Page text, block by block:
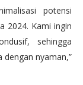
potensi
2024. Kami ingin
sehingga
nyaman,”